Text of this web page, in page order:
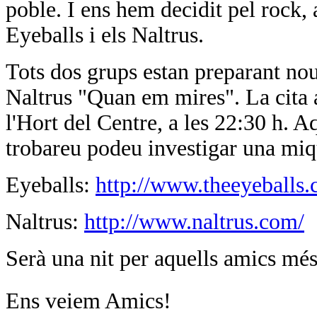
poble. I ens hem decidit pel rock,
Eyeballs i els Naltrus.
Tots dos grups estan preparant
Naltrus "Quan em mires". La cita
l'Hort del Centre, a les 22:30 h.
trobareu podeu investigar una
Eyeballs: http://
Naltrus: http://www.naltrus.com/
Serà una nit per aquells amics
Ens veiem Amics!